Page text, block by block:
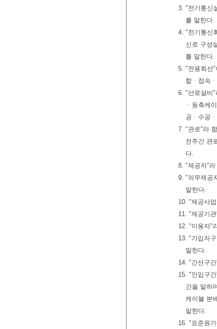
3. "전기통신
를 말한다.
4. "전기통신
신로 구성
를 말한다.
5. "전용회선
합ㆍ접속
6. "선로설비
ㆍ동축케
공ㆍ수공
7. "관로"라
전주간 관
다.
8. "제공자"
9. "의무제공
말한다.
10. "제공사
11. "제공기
12. "이용자"
13. "가입자
말한다.
14. "간선구
15. "인입구
간을 말하
케이블 분
말한다.
16. "표준원